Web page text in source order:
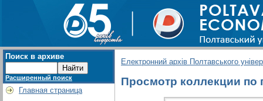
Поиск в архиве
Расширенный поиск
Главная страница
Електронний архів Полтавського
Просмотр коллекции по